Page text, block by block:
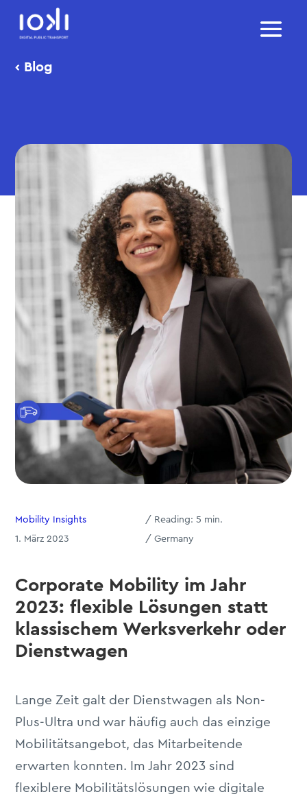
‹ Blog
Mobility Insights / Reading: 5 min.
1. März 2023
/ Germany
Corporate Mobility im Jahr
2023: flexible Lösungen statt
klassischem Werksverkehr oder
Dienstwagen
Lange Zeit galt der Dienstwagen als Non-
Plus-Ultra und war häufig auch das einzige
Mobilitätsangebot, das Mitarbeitende
erwarten konnten. Im Jahr 2023 sind
flexiblere Mobilitätslösungen wie digitale